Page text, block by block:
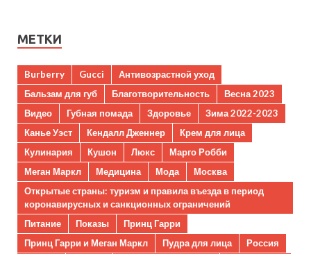
МЕТКИ
Burberry Gucci
Антивозрастной уход
Бальзам для губ
Благотворительность
Весна 2023
Видео
Губная помада Здоровье
Зима 2022-2023
Канье Уэст
Кендалл Дженнер
Крем для лица
Кулинария
Кушон Люкс
Марго Робби
Меган Маркл
Медицина Мода
Москва
Открытые страны: туризм и правила въезда в период
коронавирусных и санкционных ограничений
Питание
Показы
Принц Гарри
Принц Гарри и Меган Маркл
Пудра для лица
Россия